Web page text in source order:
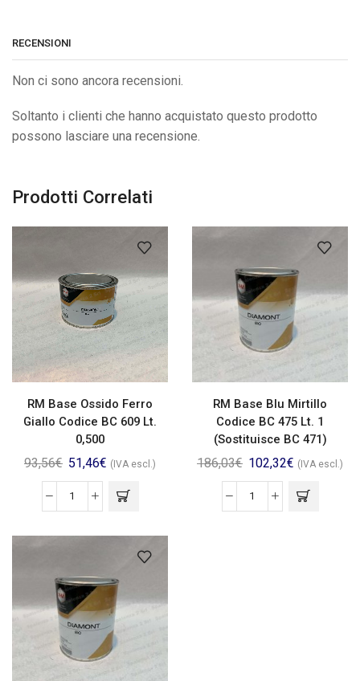
RECENSIONI
Non ci sono ancora recensioni.
Soltanto i clienti che hanno acquistato questo prodotto
possono lasciare una recensione.
Prodotti Correlati
RM Base Ossido Ferro
Giallo Codice BC 609 Lt.
0,500
93,56€ 51,46€ (IVA escl.)
RM Base Blu Mirtillo
Codice BC 475 Lt. 1
(Sostituisce BC 471)
186,03€ 102,32€ (IVA escl.)